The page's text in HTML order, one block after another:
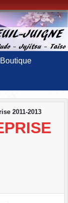
Boutique
2011-2013